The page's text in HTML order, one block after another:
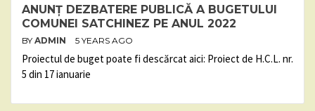
ANUNȚ DEZBATERE PUBLICĂ A BUGETULUI
COMUNEI SATCHINEZ PE ANUL 2022
BY ADMIN 5 YEARS AGO
Proiectul de buget poate fi descărcat aici: Proiect de H.C.L. nr.
5 din 17 ianuarie